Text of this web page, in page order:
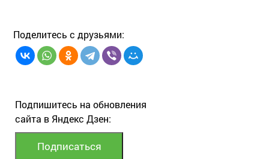
Поделитесь с друзьями:
Подпишитесь на обновления
сайта в Яндекс Дзен: